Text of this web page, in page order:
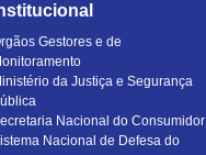
Gestores e de
da Justiça e Segurança
Nacional do Consumidor
Nacional de Defesa do